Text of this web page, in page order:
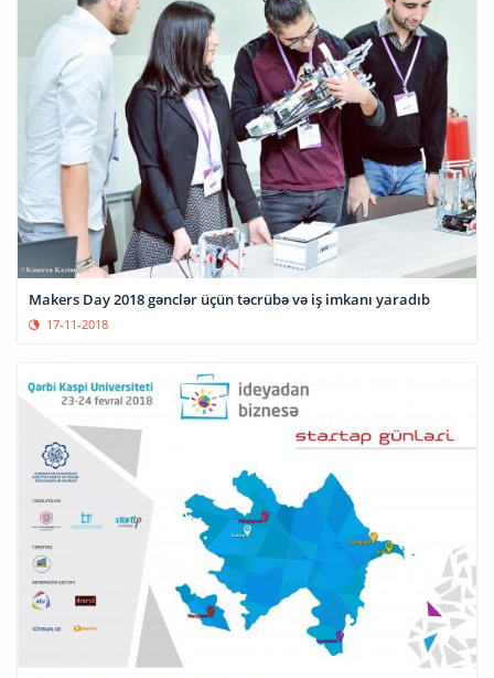
Makers Day 2018 gənclər üçün təcrübə və iş imkanı yaradıb
17-11-2018